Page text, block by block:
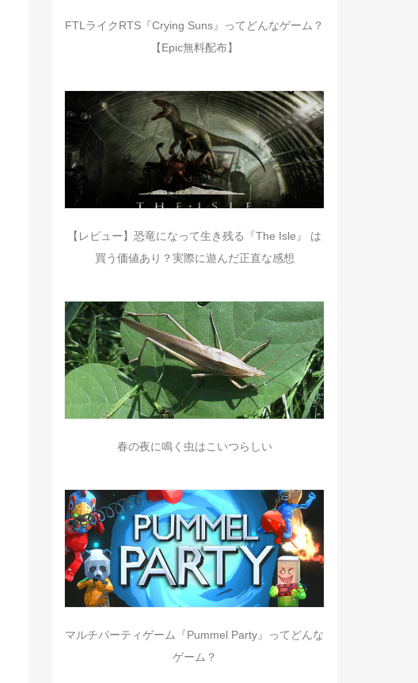
FTLライクRTS『Crying Suns』ってどんなゲーム？
【Epic無料配布】
【レビュー】恐竜になって生き残る『The Isle』 は
買う価値あり？実際に遊んだ正直な感想
春の夜に鳴く虫はこいつらしい
マルチパーティゲーム『Pummel Party』ってどんな
ゲーム？